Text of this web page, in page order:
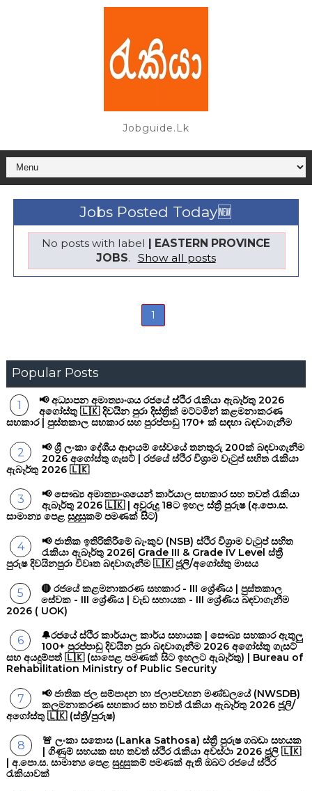
Jobguide.lk
Jobs Posted Today🆕
No posts with label | EASTERN PROVINCE
JOBS. Show all posts
1
Popular Posts
📢 අධ්‍යාපන අමාත්‍යාංශය රජයේ ස්ථිර රැකියා ඇබෑර්තු 2026
අගෝස්තු 🇱🇰 දිවයින පුරා දිස්ත්‍රික් මට්ටමින් කළමනාකරණ
සහකාර | පුස්තකාල සහකාර සහ පුරප්පාඩු 170+ ක් සඳහා බඳවාගැනීම
📢 ශ්‍රී ලංකා දේශීය ආදායම් සේවයේ තනතුරු 200ක් බඳවාගැනීම
2026 අගෝස්තු ගැසට් | රජයේ ස්ථිර විශ්‍රාම වැටුප් සහිත රැකියා
ඇබෑර්තු 2026 🇱🇰
📢 සෞඛ්‍ය අමාත්‍යාංශයෙන් කාර්යාල සහකාර සහ තවත් රැකියා
ඇබෑර්තු 2026 🇱🇰 | අවුරුදු 18ට ඉහල ස්ත්‍රී පුරුෂ (අ.පො.ස.
සාමාන්‍ය පෙළ සුදුසුකම් පමණක් සිට)
📢 ජාතික ඉතිරිකිරීමේ බැංකුව (NSB) ස්ථිර විශ්‍රාම වැටුප් සහිත
රැකියා ඇබෑර්තු 2026| Grade III & Grade IV Level ස්ත්‍රී
පුරුෂ දිවයිනපුරා විවෘත බඳවාගැනීම 🇱🇰 ජූලි/අගෝස්තු මාසය
🔴 රජයේ කළමනාකරණ සහකාර - III ශ්‍රේණිය | පුස්තකාල
සේවක - III ශ්‍රේණිය | වැඩ සහායක - III ශ්‍රේණිය බඳවාගැනීම
2026 ( UOK)
🔔රජයේ ස්ථිර කාර්යාල කාර්ය සහායක | සෞඛ්‍ය සහකාර ඇතුලු
100+ පුරප්පාඩු දිවයින පුරා බඳවාගැනීම 2026 අගෝස්තු ගැසට්
සහ අයදුම්පත් 🇱🇰 (සාපෙළ පමණක් සිට ඉහලට ඇබෑර්තු) | Bureau of
Rehabilitation Ministry of Public Security
📢 ජාතික ජල සම්පාදන හා ජලාපවහන මණ්ඩලයේ (NWSDB)
කලමනාකරණ සහකාර සහ තවත් රැකියා ඇබෑර්තු 2026 ජූලි/
අගෝස්තු 🇱🇰 (ස්ත්‍රී/පුරුෂ)
🚨 ලංකා සතොස (Lanka Sathosa) ස්ත්‍රී පුරුෂ ගබඩා සහයක
| ගිණුම් සහයක සහ තවත් ස්ථිර රැකියා අවස්ථා 2026 ජූලි 🇱🇰
| අ.පො.ස. සාමාන්‍ය පෙළ සුදුසුකම් පමණක් ඇති ඔබට රජයේ ස්ථිර
රැකියාවක්